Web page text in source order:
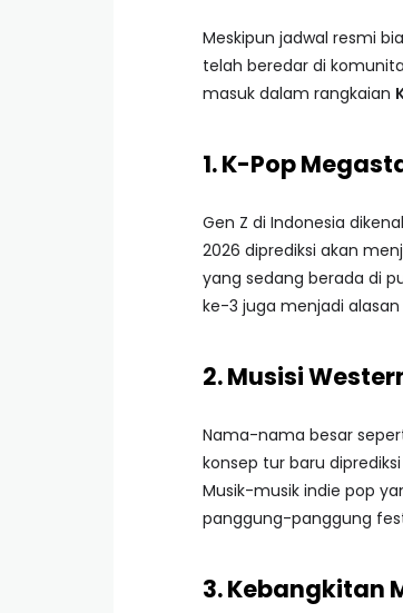
Meskipun jadwal resmi
telah beredar di
masuk dalam rangkaian
1. K-Pop
Gen Z di Indonesia
2026 diprediksi akan
yang sedang berada di
ke-3 juga menjadi
2. Musisi
Nama-nama besar
konsep tur baru
Musik-musik indie pop
panggung-panggung
3. Kebangkitan